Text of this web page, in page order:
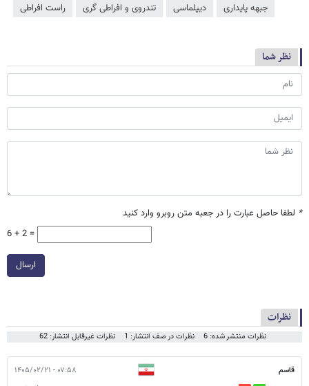
جبهه پایداری دیپلماسی تندروی و افراطی گری راست افراطی
نظر شما
* لطفا حاصل عبارت را در جعبه متن روبرو وارد کنید
6 + 2 =
ارسال
نظرات
نظرات منتشر شده: 6 نظرات در صف انتشار: 1 نظرات غیرقابل انتشار: 62
قاسم ۰۷:۵۸ - ۱۴۰۵/۰۲/۲۱